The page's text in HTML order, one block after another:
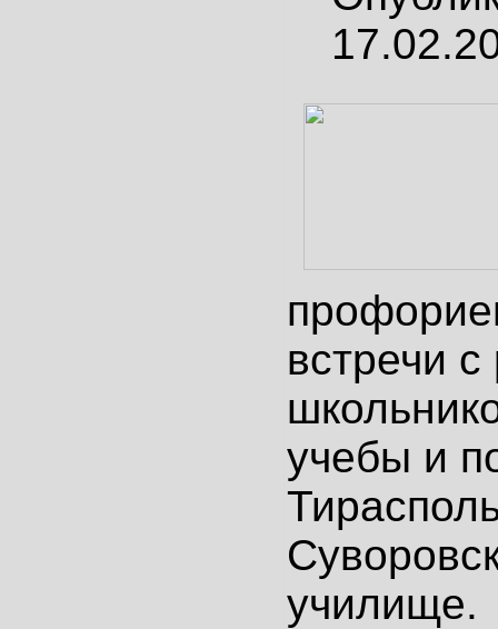
встречи
учебы и
училище.